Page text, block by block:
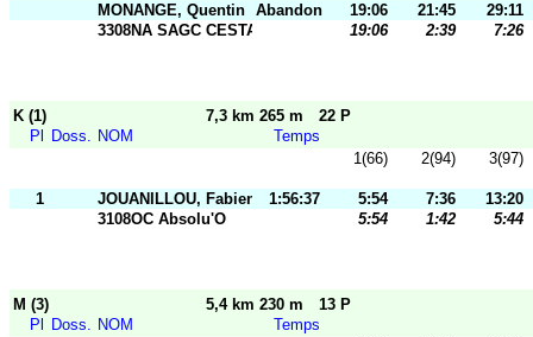
MONANGE, Quentin Abandon 19:06 21:45
29:11
3308NA SAGC CESTAS
19:06 2:39 7:26
K (1) 7,3 km 265 m
22 P
Pl
Doss. NOM
Temps
1(66)
2(94) 3(97)
1 JOUANILLOU, Fabien 1:56:37 5:54 7:36
13:20
3108OC Absolu'O
5:54 1:42 5:44
M (3) 5,4 km 230 m
13 P
Pl
Doss. NOM
Temps